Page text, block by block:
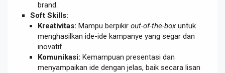
brand.
Soft Skills:
Kreativitas: Mampu berpikir out-of-the-boxuntuk
menghasilkan ide-ide kampanye yang segar dan
inovatif.
Komunikasi: Kemampuan presentasi dan
menyampaikan ide dengan jelas, baik secara lisan